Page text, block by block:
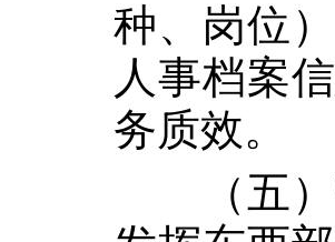
种、岗位
人事档案
务质效。
（五